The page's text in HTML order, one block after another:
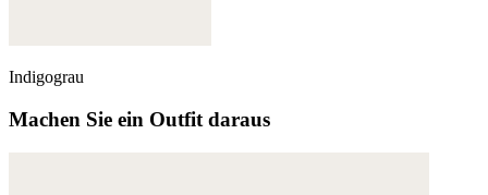
Indigograu
Machen Sie ein Outfit daraus